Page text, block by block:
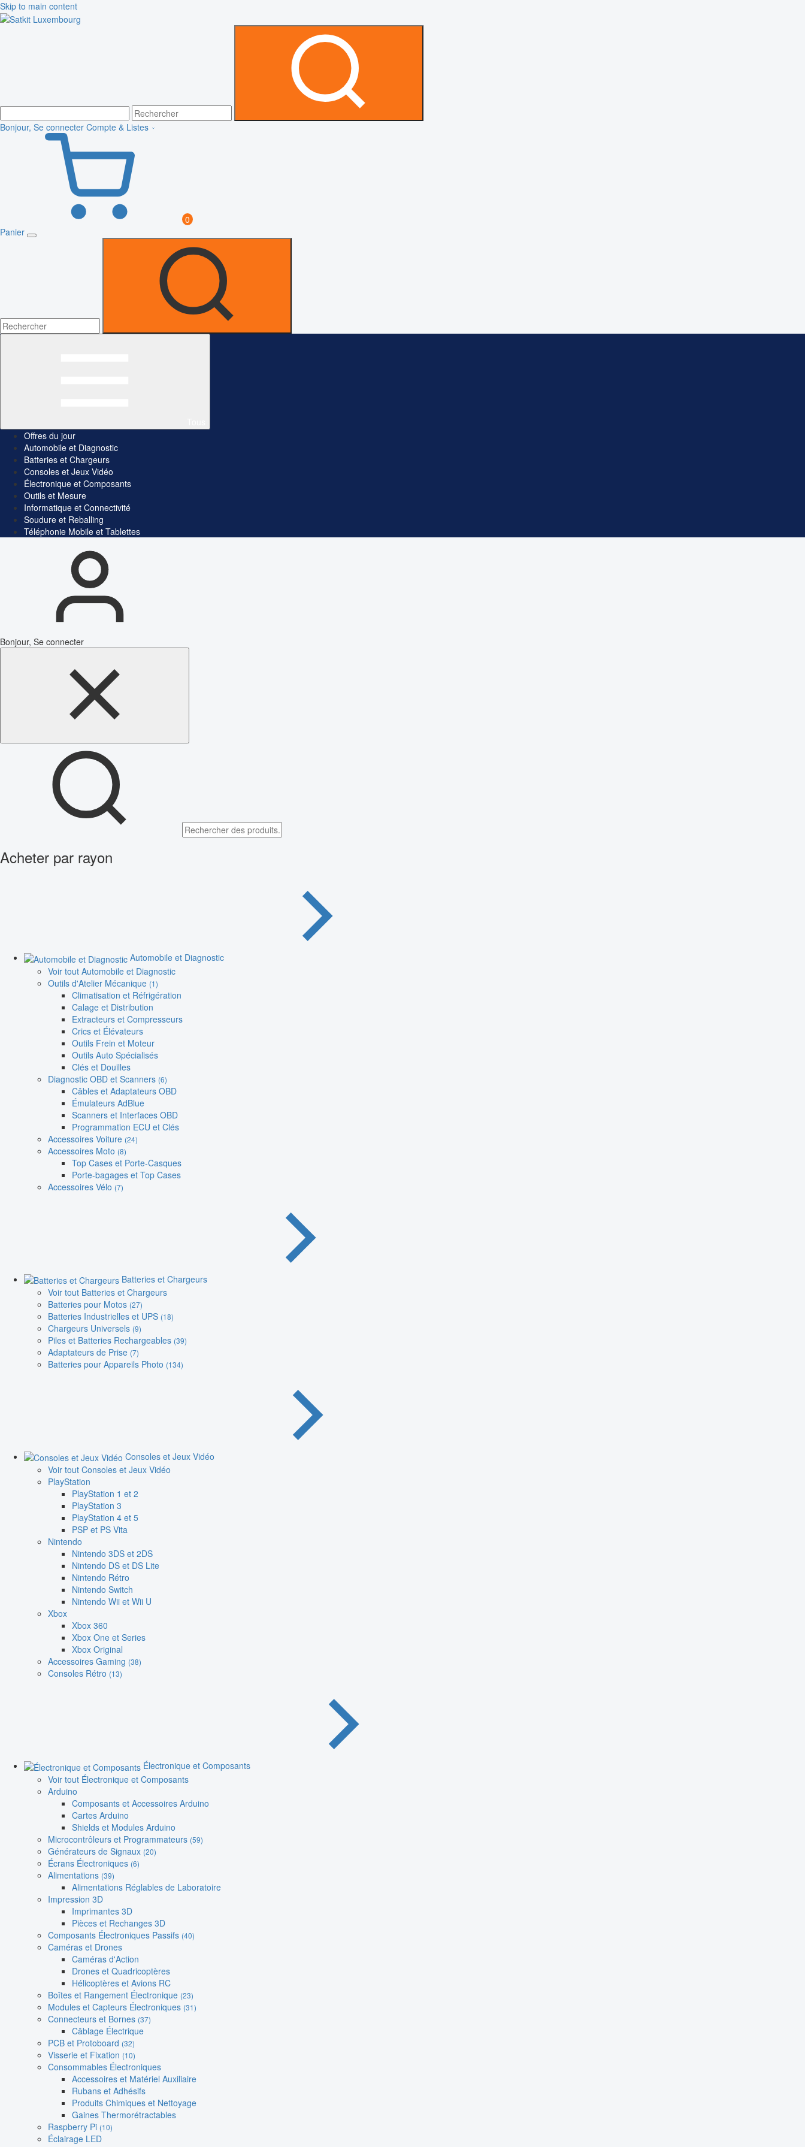
Skip to main content
Bonjour, Se connecter Compte & Listes
0
Panier
Offres du jour
Automobile et Diagnostic
Batteries et Chargeurs
Consoles et Jeux Vidéo
Électronique et Composants
Outils et Mesure
Informatique et Connectivité
Soudure et Reballing
Téléphonie Mobile et Tablettes
Bonjour, Se connecter
Acheter par rayon
Automobile et Diagnostic
Voir tout Automobile et Diagnostic
Outils d'Atelier Mécanique (1)
Climatisation et Réfrigération
Calage et Distribution
Extracteurs et Compresseurs
Crics et Élévateurs
Outils Frein et Moteur
Outils Auto Spécialisés
Clés et Douilles
Diagnostic OBD et Scanners (6)
Câbles et Adaptateurs OBD
Émulateurs AdBlue
Scanners et Interfaces OBD
Programmation ECU et Clés
Accessoires Voiture (24)
Accessoires Moto (8)
Top Cases et Porte-Casques
Porte-bagages et Top Cases
Accessoires Vélo (7)
Batteries et Chargeurs
Voir tout Batteries et Chargeurs
Batteries pour Motos (27)
Batteries Industrielles et UPS (18)
Chargeurs Universels (9)
Piles et Batteries Rechargeables (39)
Adaptateurs de Prise (7)
Batteries pour Appareils Photo (134)
Consoles et Jeux Vidéo
Voir tout Consoles et Jeux Vidéo
PlayStation
PlayStation 1 et 2
PlayStation 3
PlayStation 4 et 5
PSP et PS Vita
Nintendo
Nintendo 3DS et 2DS
Nintendo DS et DS Lite
Nintendo Rétro
Nintendo Switch
Nintendo Wii et Wii U
Xbox
Xbox 360
Xbox One et Series
Xbox Original
Accessoires Gaming (38)
Consoles Rétro (13)
Électronique et Composants
Voir tout Électronique et Composants
Arduino
Composants et Accessoires Arduino
Cartes Arduino
Shields et Modules Arduino
Microcontrôleurs et Programmateurs (59)
Générateurs de Signaux (20)
Écrans Électroniques (6)
Alimentations (39)
Alimentations Réglables de Laboratoire
Impression 3D
Imprimantes 3D
Pièces et Rechanges 3D
Composants Électroniques Passifs (40)
Caméras et Drones
Caméras d'Action
Drones et Quadricoptères
Hélicoptères et Avions RC
Boîtes et Rangement Électronique (23)
Modules et Capteurs Électroniques (31)
Connecteurs et Bornes (37)
Câblage Électrique
PCB et Protoboard (32)
Visserie et Fixation (10)
Consommables Électroniques
Accessoires et Matériel Auxiliaire
Rubans et Adhésifs
Produits Chimiques et Nettoyage
Gaines Thermorétractables
Raspberry Pi (10)
Éclairage LED